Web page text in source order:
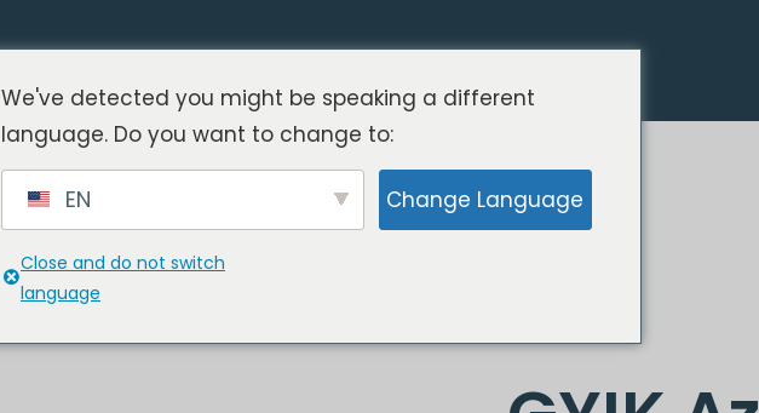
We've detected you might be speaking a different
language. Do you want to change to:
EN Change Language
Close and do not switch
language